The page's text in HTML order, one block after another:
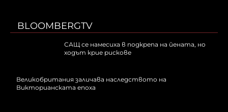
BLOOMBERGTV
САЩ се намесиха в подкрепа на йената, но
ходът крие рискове
Великобритания заличава наследството на
Викторианската епоха